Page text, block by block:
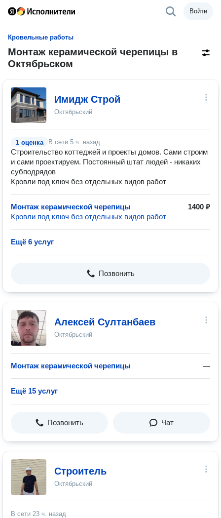
Войти
Кровельные работы
Монтаж керамической черепицы в
Октябрьском
Имидж Строй
Октябрьский
1 оценка В сети 5 ч. назад
Строительство коттеджей и проекты домов. Сами строим
и сами проектируем. Постоянный штат людей - никаких
субподрядов
Кровли под ключ без отдельных видов работ
Монтаж керамической черепицы
1400 ₽
Кровли под ключ без отдельных видов работ
Ещё 6 услуг
Позвонить
Алексей Султанбаев
Октябрьский
Монтаж керамической черепицы —
Ещё 15 услуг
Позвонить Чат
Строитель
Октябрьский
В сети 23 ч. назад